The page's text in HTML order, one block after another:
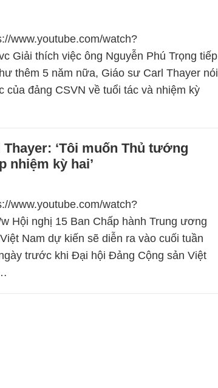
www.youtube.com/watch?
Giải thích việc ông Nguyễn Phú Trọng tiếp
thêm 5 năm nữa, Giáo sư Carl Thayer nói
của đảng CSVN về tuổi tác và nhiệm kỳ
‘Tôi muốn Thủ tướng
nhiệm kỳ hai’
www.youtube.com/watch?
Hội nghị 15 Ban Chấp hành Trung ương
Nam dự kiến sẽ diễn ra vào cuối tuần
trước khi Đại hội Đảng Cộng sản Việt